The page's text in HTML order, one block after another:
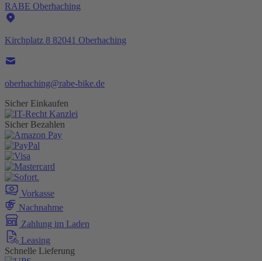
RABE Oberhaching
Kirchplatz 8 82041 Oberhaching
oberhaching@rabe-bike.de
Sicher Einkaufen
Sicher Bezahlen
Vorkasse
Nachnahme
Zahlung im Laden
Leasing
Schnelle Lieferung